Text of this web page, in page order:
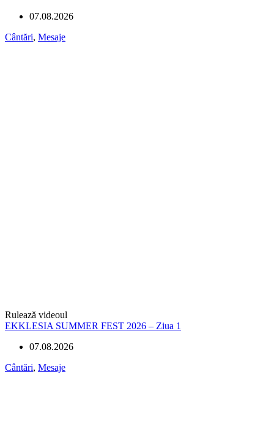
07.08.2026
Cântări, Mesaje
Rulează videoul
EKKLESIA SUMMER FEST 2026 – Ziua 1
07.08.2026
Cântări, Mesaje